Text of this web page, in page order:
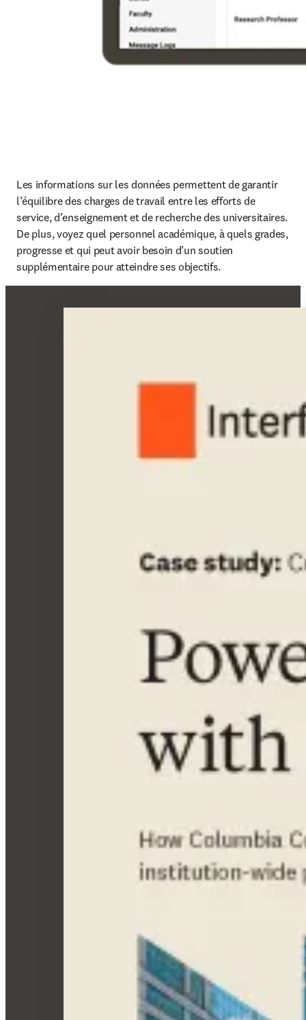
Les informations sur les données permettent de garantir
l’équilibre des charges de travail entre les efforts de
service, d’enseignement et de recherche des universitaires.
De plus, voyez quel personnel académique, à quels grades,
progresse et qui peut avoir besoin d’un soutien
supplémentaire pour atteindre ses objectifs.